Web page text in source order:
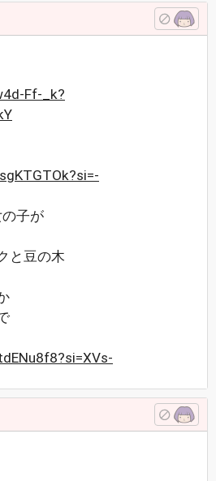
Ff-_k?
子が
と豆の木